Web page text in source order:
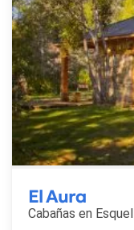
El Aura
Cabañas en Esquel